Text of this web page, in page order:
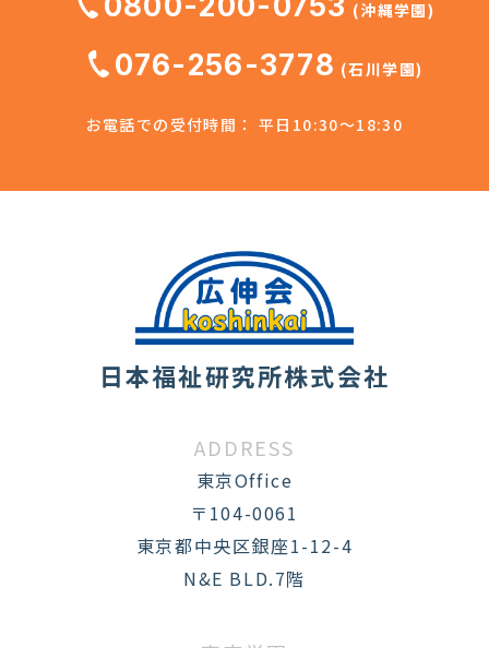
(沖縄学園)
076-256-3778 (石川学園)
お電話での受付時間： 平日10:30～18:30
日本福祉研究所株式会社
ADDRESS
東京Office
〒104-0061
東京都中央区銀座1-12-4
N&E BLD.7階